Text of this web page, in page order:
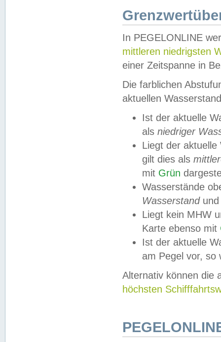
In PEGELONLINE
mittleren niedrigsten
einer Zeitspanne in
Die farblichen
aktuellen
Ist der aktuelle
als niedriger
Liegt der
gilt dies als
mit Grün
Wasserstände
Wasserstandund
Liegt kein MHW
Karte ebenso mit
Ist der aktuelle
am Pegel vor,
Alternativ können die
höchsten